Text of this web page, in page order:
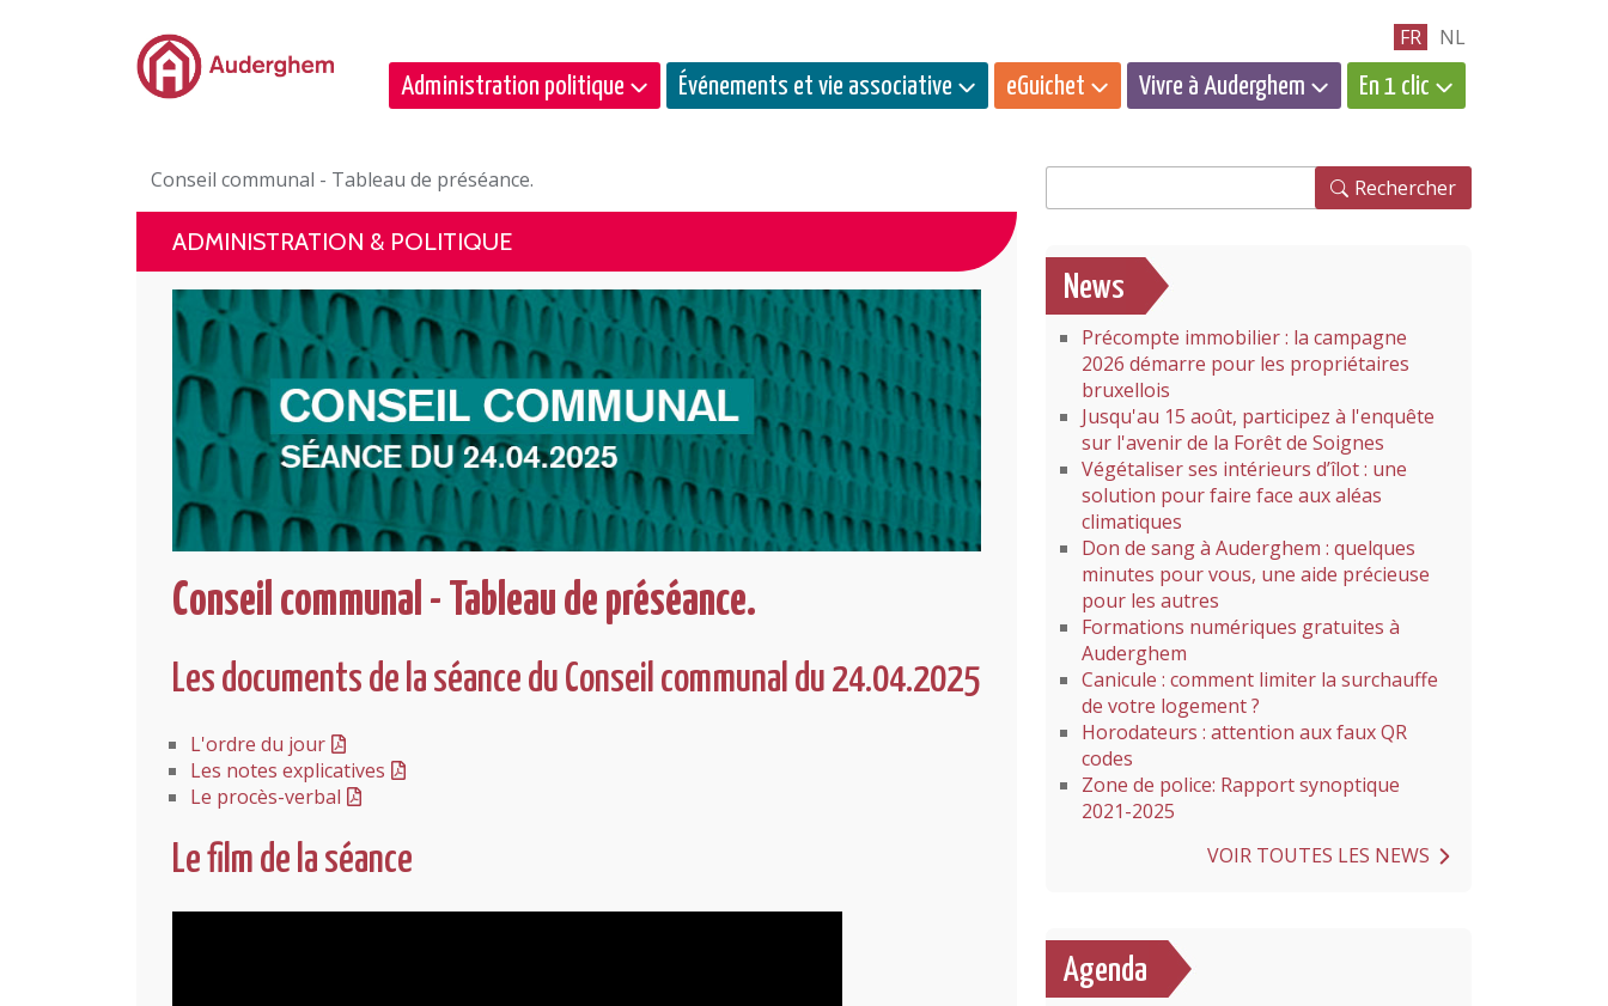
Passer au contenu principal FR NL
Administration politique Événements et vie associative eGuichet Vivre à Auderghem En 1 clic
Conseil communal - Tableau de préséance.
ADMINISTRATION & POLITIQUE
Conseil communal - Tableau de préséance.
Les documents de la séance du Conseil communal du 24.04.2025
L'ordre du jour
Les notes explicatives
Le procès-verbal
Le film de la séance
Rechercher
News
Précompte immobilier : la campagne
2026 démarre pour les propriétaires
bruxellois
Jusqu'au 15 août, participez à l'enquête
sur l'avenir de la Forêt de Soignes
Végétaliser ses intérieurs d’îlot : une
solution pour faire face aux aléas
climatiques
Don de sang à Auderghem : quelques
minutes pour vous, une aide précieuse
pour les autres
Formations numériques gratuites à
Auderghem
Canicule : comment limiter la surchauffe
de votre logement ?
Horodateurs : attention aux faux QR
codes
Zone de police: Rapport synoptique
2021-2025
VOIR TOUTES LES NEWS
Agenda